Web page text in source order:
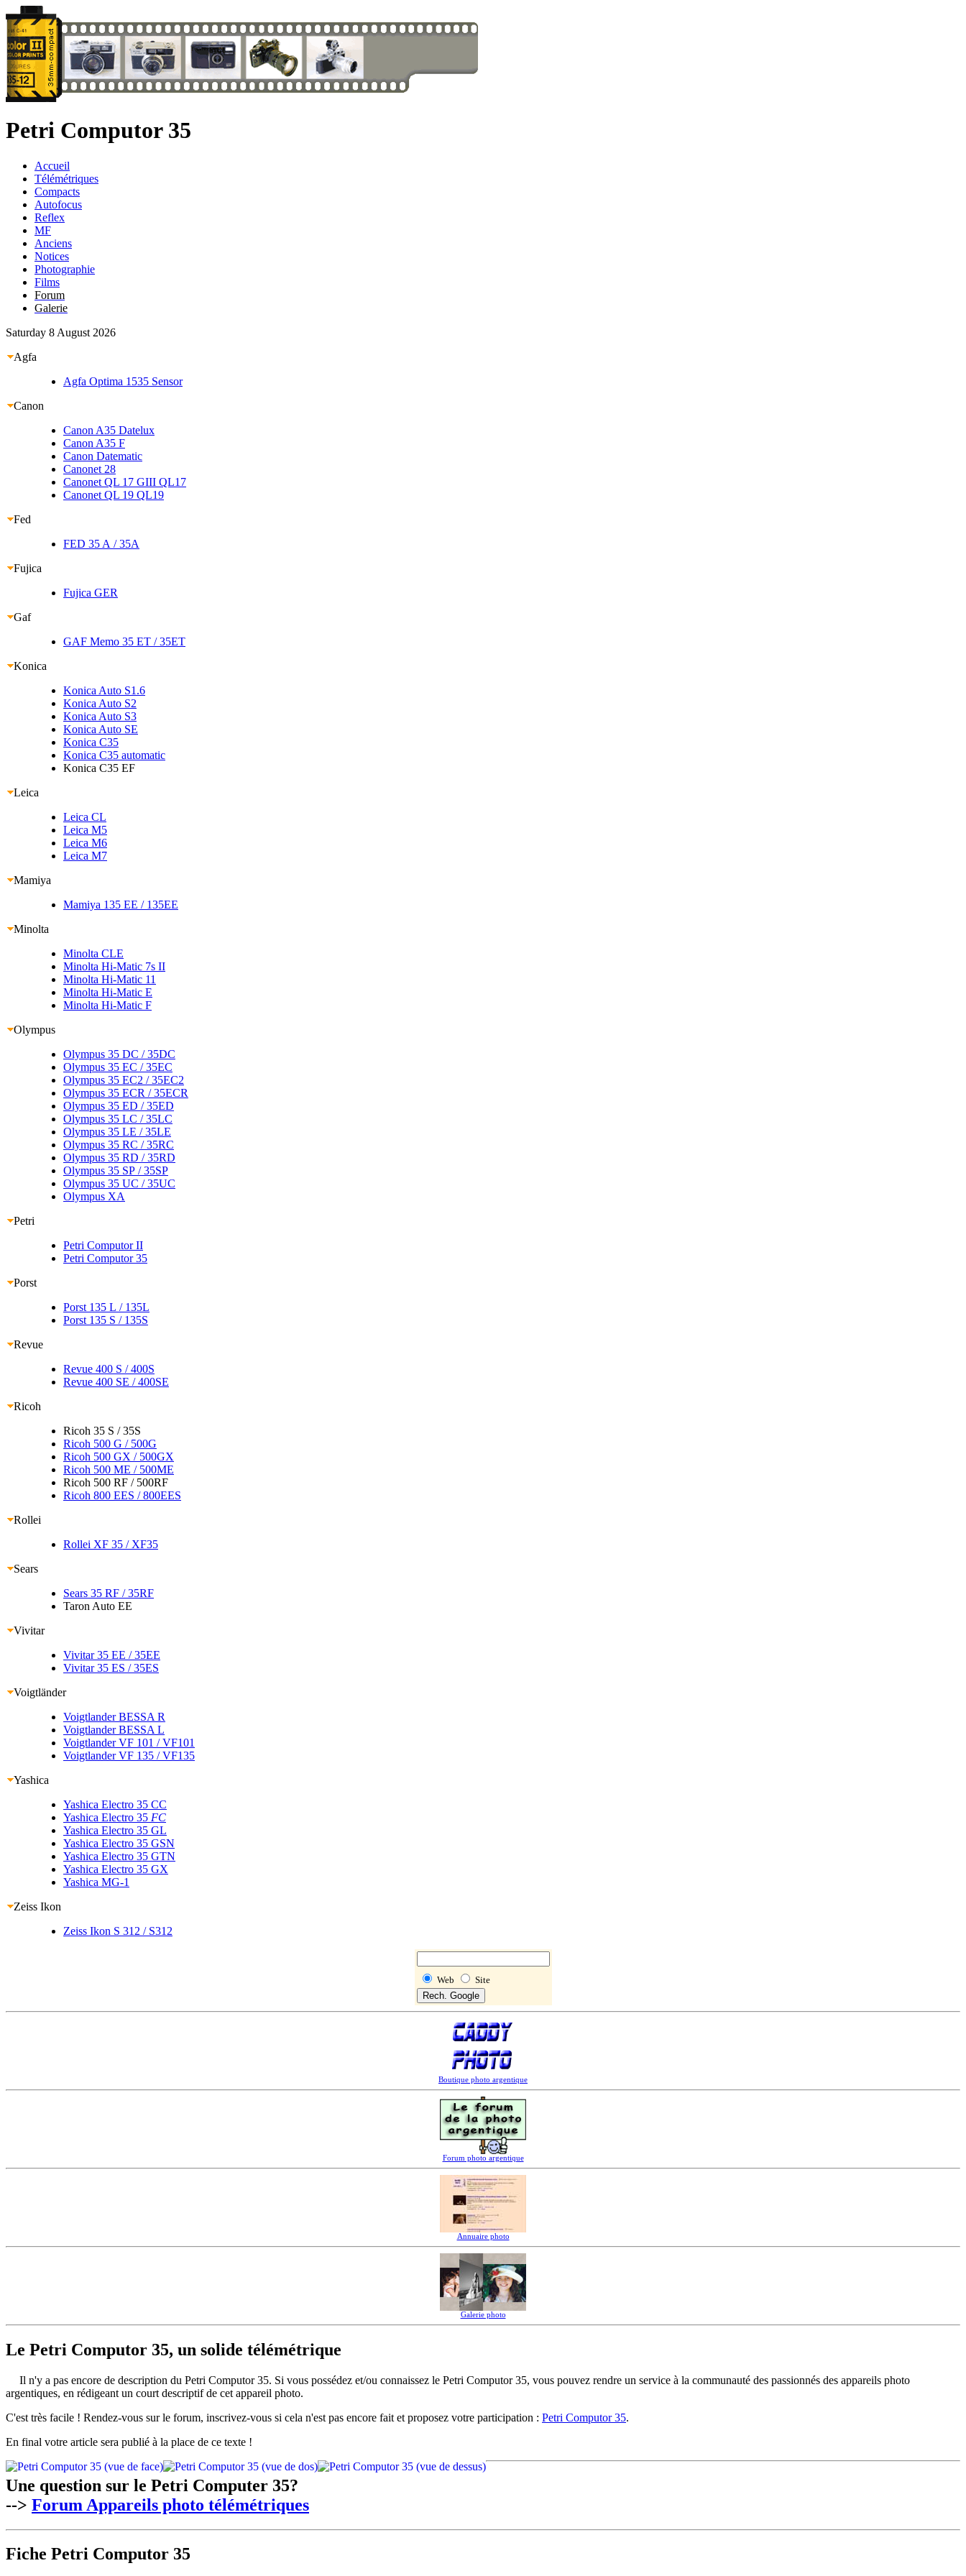
Petri Computor 35
Accueil
Télémétriques
Compacts
Autofocus
Reflex
MF
Anciens
Notices
Photographie
Films
Forum
Galerie
Saturday 8 August 2026
Agfa
Agfa Optima 1535 Sensor
Canon
Canon A35 Datelux
Canon A35 F
Canon Datematic
Canonet 28
Canonet QL 17 GIII QL17
Canonet QL 19 QL19
Fed
FED 35 A / 35A
Fujica
Fujica GER
Gaf
GAF Memo 35 ET / 35ET
Konica
Konica Auto S1.6
Konica Auto S2
Konica Auto S3
Konica Auto SE
Konica C35
Konica C35 automatic
Konica C35 EF
Leica
Leica CL
Leica M5
Leica M6
Leica M7
Mamiya
Mamiya 135 EE / 135EE
Minolta
Minolta CLE
Minolta Hi-Matic 7s II
Minolta Hi-Matic 11
Minolta Hi-Matic E
Minolta Hi-Matic F
Olympus
Olympus 35 DC / 35DC
Olympus 35 EC / 35EC
Olympus 35 EC2 / 35EC2
Olympus 35 ECR / 35ECR
Olympus 35 ED / 35ED
Olympus 35 LC / 35LC
Olympus 35 LE / 35LE
Olympus 35 RC / 35RC
Olympus 35 RD / 35RD
Olympus 35 SP / 35SP
Olympus 35 UC / 35UC
Olympus XA
Petri
Petri Computor II
Petri Computor 35
Porst
Porst 135 L / 135L
Porst 135 S / 135S
Revue
Revue 400 S / 400S
Revue 400 SE / 400SE
Ricoh
Ricoh 35 S / 35S
Ricoh 500 G / 500G
Ricoh 500 GX / 500GX
Ricoh 500 ME / 500ME
Ricoh 500 RF / 500RF
Ricoh 800 EES / 800EES
Rollei
Rollei XF 35 / XF35
Sears
Sears 35 RF / 35RF
Taron Auto EE
Vivitar
Vivitar 35 EE / 35EE
Vivitar 35 ES / 35ES
Voigtländer
Voigtlander BESSA R
Voigtlander BESSA L
Voigtlander VF 101 / VF101
Voigtlander VF 135 / VF135
Yashica
Yashica Electro 35 CC
Yashica Electro 35 FC
Yashica Electro 35 GL
Yashica Electro 35 GSN
Yashica Electro 35 GTN
Yashica Electro 35 GX
Yashica MG-1
Zeiss Ikon
Zeiss Ikon S 312 / S312
Web Site
Boutique photo argentique
Forum photo argentique
Annuaire photo
Galerie photo
Le Petri Computor 35, un solide télémétrique
Il n'y a pas encore de description du Petri Computor 35. Si vous possédez et/ou connaissez le Petri Computor 35, vous pouvez rendre un service à la communauté des passionnés des appareils photo
argentiques, en rédigeant un court descriptif de cet appareil photo.
C'est très facile ! Rendez-vous sur le forum, inscrivez-vous si cela n'est pas encore fait et proposez votre participation : Petri Computor 35.
En final votre article sera publié à la place de ce texte !
Une question sur le Petri Computer 35?
--> Forum Appareils photo télémétriques
Fiche Petri Computor 35